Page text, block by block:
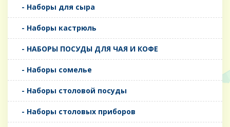
- Наборы для сыра
- Наборы кастрюль
- НАБОРЫ ПОСУДЫ ДЛЯ ЧАЯ И КОФЕ
- Наборы сомелье
- Наборы столовой посуды
- Наборы столовых приборов